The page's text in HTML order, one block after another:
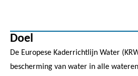
Doel
De Europese Kaderrichtlijn Water
bescherming van water in alle